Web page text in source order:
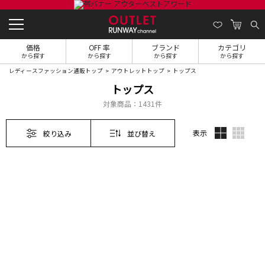
価格
から探す
OFF 率
から探す
ブランド
から探す
カテゴリ
から探す
レディースファッション通販トップ アウトレットトップ トップス
トップス
対象商品： 1431件
絞り込み 並び替え 表示